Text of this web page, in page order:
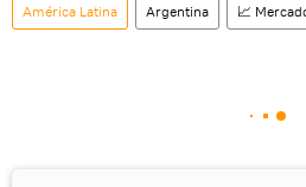
América Latina Argentina 📈